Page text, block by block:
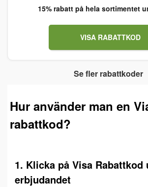
15% rabatt på hela sortimentet
VISA RABATTKOD
Se fler rabattkoder
Hur använder man en
rabattkod?
1. Klicka på Visa Rabattkod
erbjudandet